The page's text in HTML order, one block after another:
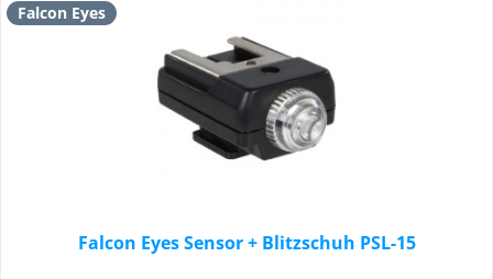
Falcon Eyes
Falcon Eyes Sensor + Blitzschuh PSL-15